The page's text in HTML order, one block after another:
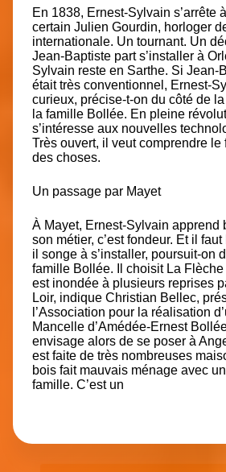
En 1838, Ernest-Sylvain s’arrête
certain Julien Gourdin, horloger
internationale. Un tournant. Un
Jean-Baptiste part s’installer à
Sylvain reste en Sarthe. Si Jean-
était très conventionnel, Ernest-
curieux​, précise-t-on du côté de
la famille Bollée. En pleine
s’intéresse aux nouvelles
Très ouvert, il veut comprendre le
des choses.
Un passage par Mayet
À Mayet, Ernest-Sylvain apprend
son métier, c’est fondeur. Et il faut
il songe à s’installer​, poursuit-on
famille Bollée. Il choisit La
est inondée à plusieurs reprises
Loir​, indique Christian Bellec,
l’Association pour la réalisation
Mancelle d’Amédée-Ernest
envisage alors de se poser à
est faite de très nombreuses
bois fait mauvais ménage avec
famille. C’est un